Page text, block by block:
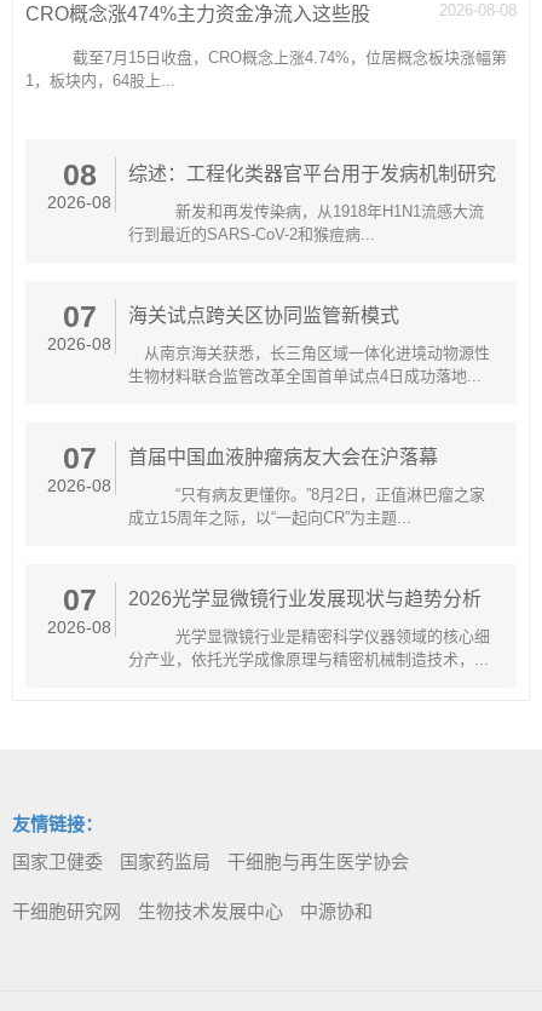
2026-08-08
CRO概念涨474%主力资金净流入这些股
截至7月15日收盘，CRO概念上涨4.74%，位居概念板块涨幅第
1，板块内，64股上...
08
2026-08
综述：工程化类器官平台用于发病机制研究
新发和再发传染病，从1918年H1N1流感大流
行到最近的SARS-CoV-2和猴痘病...
07
2026-08
海关试点跨关区协同监管新模式
从南京海关获悉，长三角区域一体化进境动物源性
生物材料联合监管改革全国首单试点4日成功落地...
07
2026-08
首届中国血液肿瘤病友大会在沪落幕
“只有病友更懂你。”8月2日，正值淋巴瘤之家
成立15周年之际，以“一起向CR”为主题...
07
2026-08
2026光学显微镜行业发展现状与趋势分析
光学显微镜行业是精密科学仪器领域的核心细
分产业，依托光学成像原理与精密机械制造技术，...
友情链接：
国家卫健委
国家药监局 干细胞与再生医学协会
干细胞研究网 生物技术发展中心 中源协和